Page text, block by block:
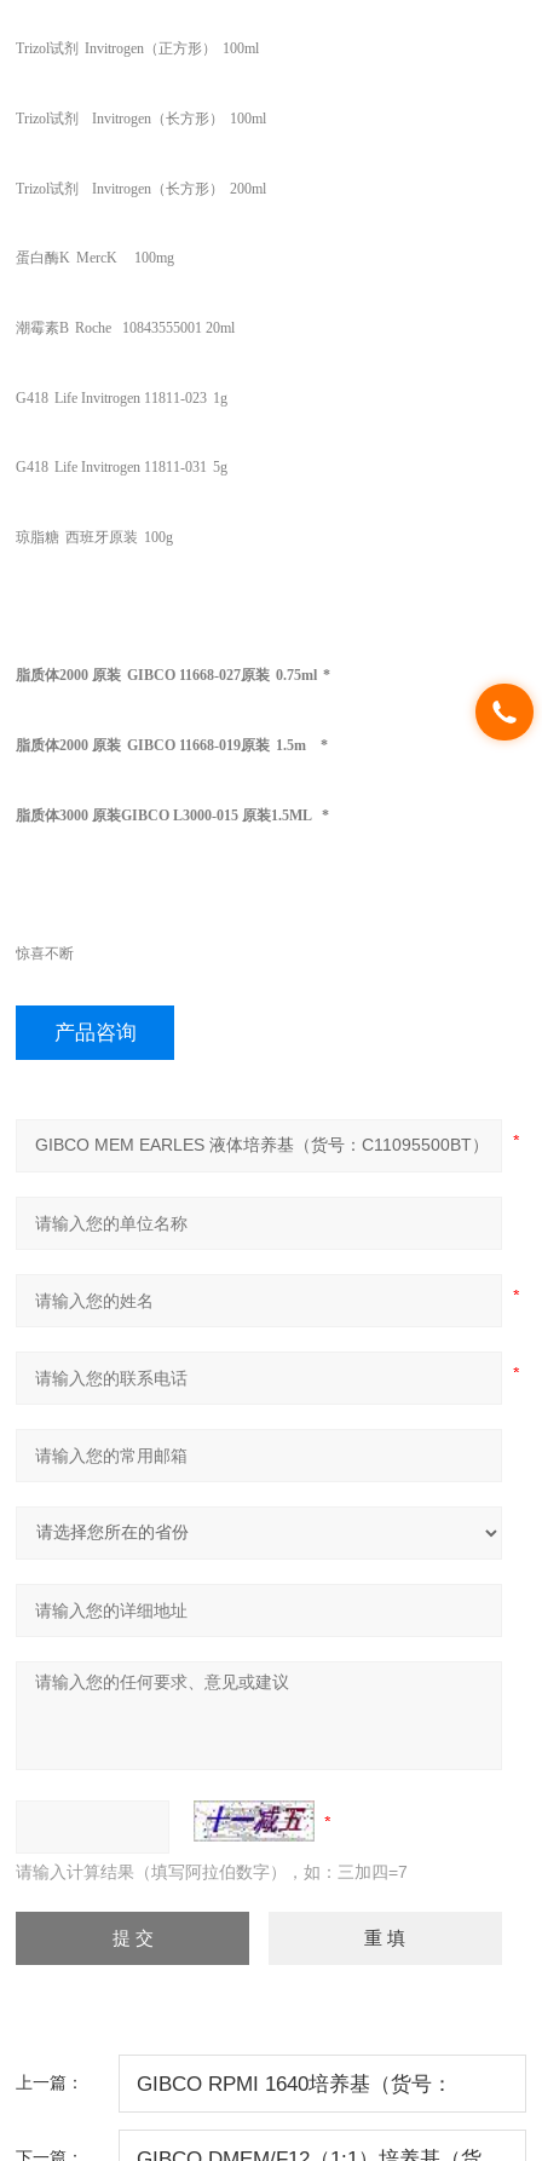
Trizol试剂 Invitrogen（正方形） 100ml
Trizol试剂 Invitrogen（长方形） 100ml
Trizol试剂 Invitrogen（长方形） 200ml
蛋白酶K MercK 100mg
潮霉素B Roche 10843555001 20ml
G418 Life Invitrogen 11811-023 1g
G418 Life Invitrogen 11811-031 5g
琼脂糖 西班牙原装 100g
脂质体2000 原装 GIBCO 11668-027原装 0.75ml *
脂质体2000 原装 GIBCO 11668-019原装 1.5m *
脂质体3000 原装GIBCO L3000-015 原装1.5ML *
惊喜不断
产品咨询
请输入计算结果（填写阿拉伯数字），如：三加四=7
上一篇： GIBCO RPMI 1640培养基（货号：